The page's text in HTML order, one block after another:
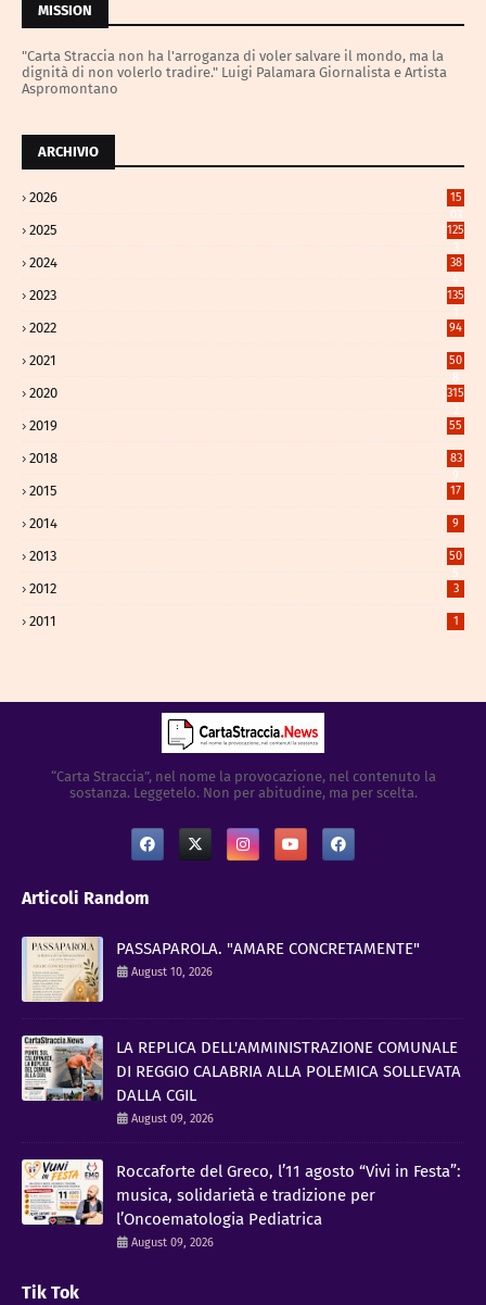
MISSION
"Carta Straccia non ha l'arroganza di voler salvare il mondo, ma la
dignità di non volerlo tradire." Luigi Palamara Giornalista e Artista
Aspromontano
ARCHIVIO
2026
15
03
2025
125
3
2024
38
4
2023
135
1
2022 94
2021
50
8
2020
315
2
2019 55
2018
83
9
2015 17
2014 9
2013
50
5
2012 3
2011 1
“Carta Straccia”, nel nome la provocazione, nel contenuto la
sostanza. Leggetelo. Non per abitudine, ma per scelta.
Articoli Random
PASSAPAROLA. "AMARE CONCRETAMENTE"
August 10, 2026
LA REPLICA DELL'AMMINISTRAZIONE COMUNALE
DI REGGIO CALABRIA ALLA POLEMICA SOLLEVATA
DALLA CGIL
August 09, 2026
Roccaforte del Greco, l’11 agosto “Vivi in Festa”:
musica, solidarietà e tradizione per
l’Oncoematologia Pediatrica
August 09, 2026
Tik Tok